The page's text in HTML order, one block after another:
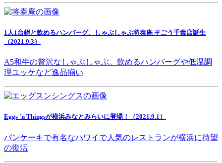
1人1台鍋と飲めるハンバーグ、しゃぶしゃぶ将泰庵 そごう千葉店誕生
（2021.9.3）
A5和牛の贅沢なしゃぶしゃぶ。飲めるハンバーグや低温調
理ユッケなど逸品揃い
Eggs 'n Thingsが横浜みなとみらいに登場！（2021.9.1）
パンケーキで有名なハワイで人気のレストランが横浜に待望
の復活